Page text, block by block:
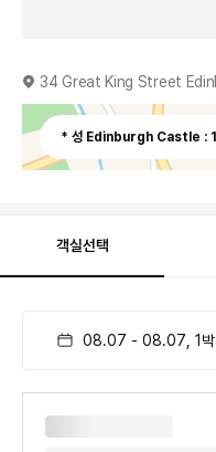
34 Great King Street
객실선택
08.07 - 08.07 1 박